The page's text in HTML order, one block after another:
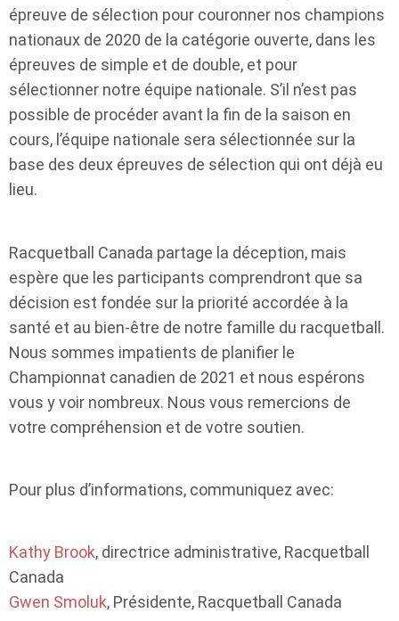
épreuve de sélection pour couronner nos champions
nationaux de 2020 de la catégorie ouverte, dans les
épreuves de simple et de double, et pour
sélectionner notre équipe nationale. S’il n’est pas
possible de procéder avant la fin de la saison en
cours, l’équipe nationale sera sélectionnée sur la
base des deux épreuves de sélection qui ont déjà eu
lieu.
Racquetball Canada partage la déception, mais
espère que les participants comprendront que sa
décision est fondée sur la priorité accordée à la
santé et au bien-être de notre famille du racquetball.
Nous sommes impatients de planifier le
Championnat canadien de 2021 et nous espérons
vous y voir nombreux. Nous vous remercions de
votre compréhension et de votre soutien.
Pour plus d’informations, communiquez avec:
Kathy Brook, directrice administrative, Racquetball
Canada
Gwen Smoluk, Présidente, Racquetball Canada